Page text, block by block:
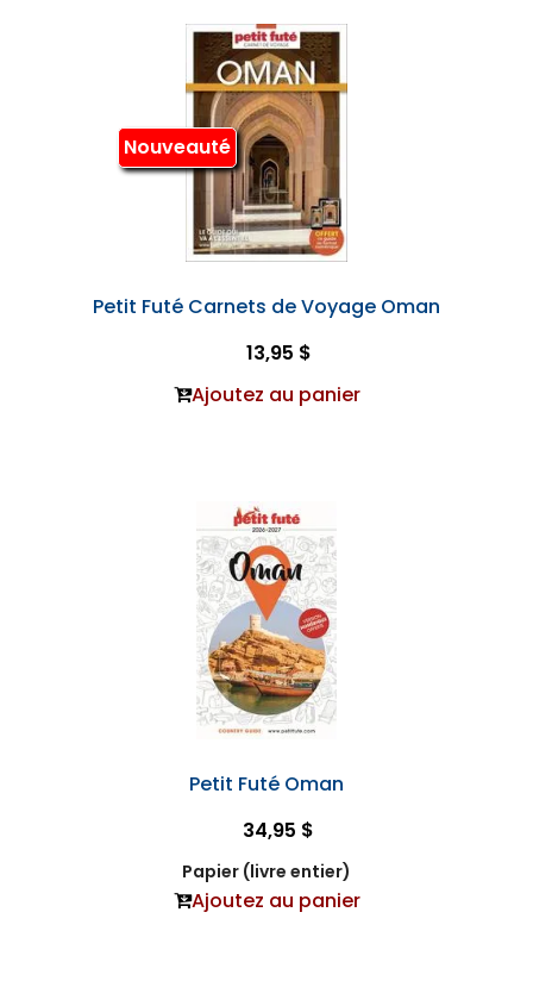
Nouveauté
Petit Futé Carnets de Voyage Oman
13,95 $
Ajoutez au panier
Petit Futé Oman
34,95 $
Papier (livre entier)
Ajoutez au panier